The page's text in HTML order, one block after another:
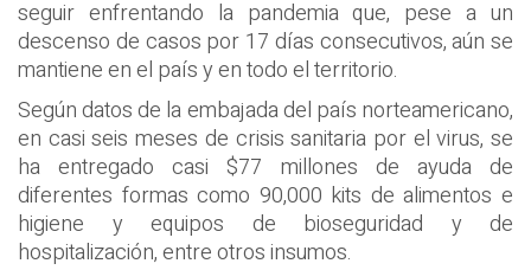
seguir enfrentando la pandemia que, pese a un
descenso de casos por 17 días consecutivos, aún se
mantiene en el país y en todo el territorio.
Según datos de la embajada del país norteamericano,
en casi seis meses de crisis sanitaria por el virus, se
ha entregado casi $77 millones de ayuda de
diferentes formas como 90,000 kits de alimentos e
higiene y equipos de bioseguridad y de
hospitalización, entre otros insumos.